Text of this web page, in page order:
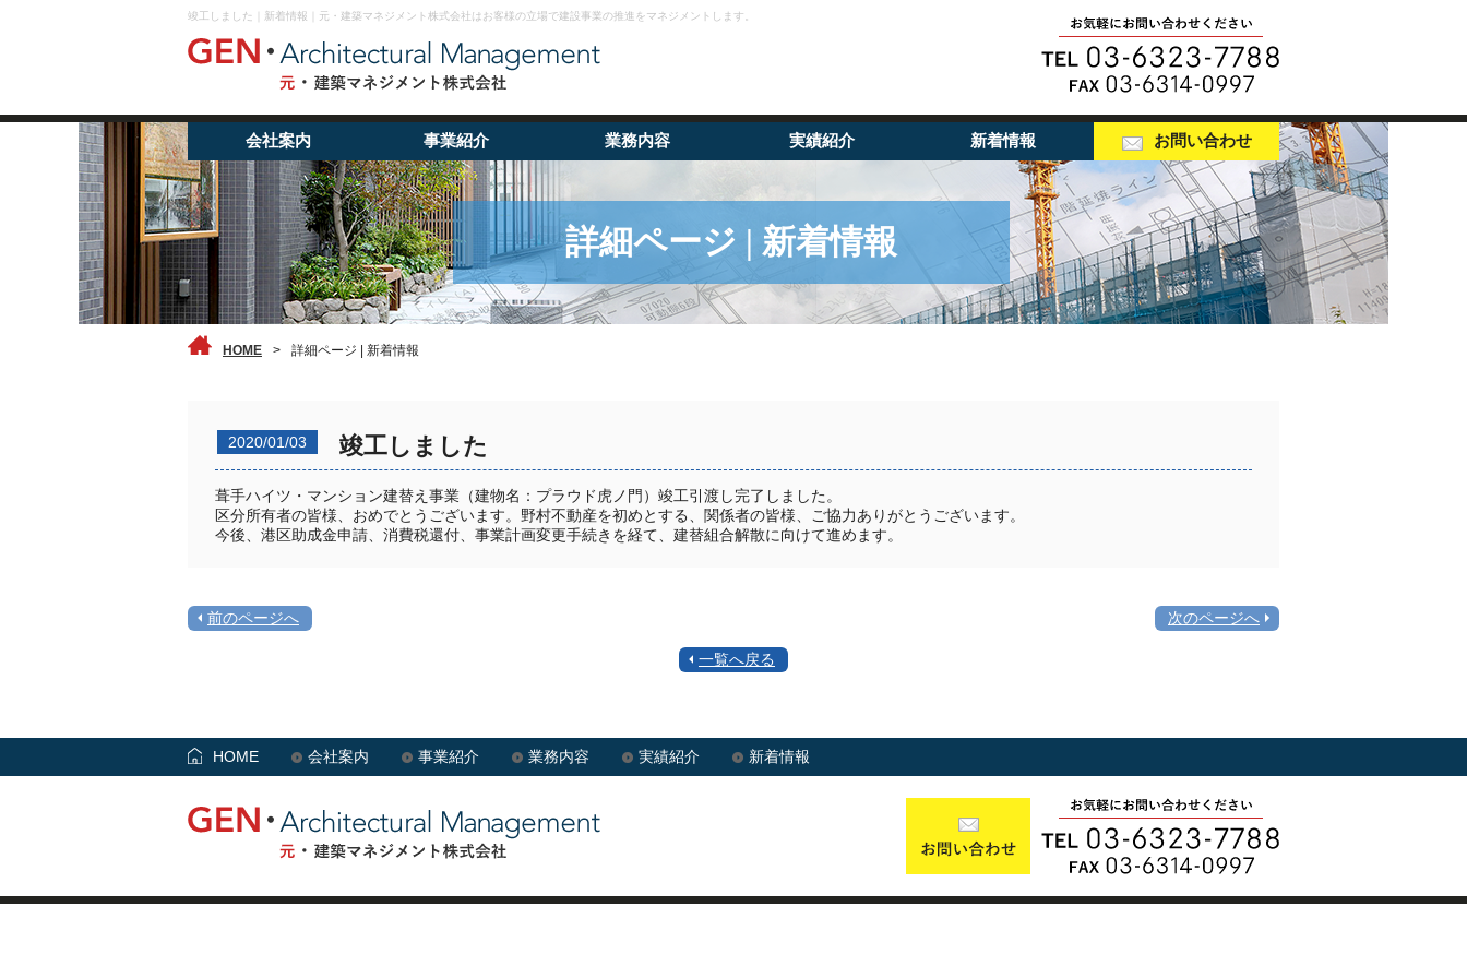
竣工しました｜新着情報｜元・建築マネジメント株式会社はお客様の立場で建設事業の推進をマネジメントします。
会社案内 事業紹介 業務内容 実績紹介 新着情報 お問い合わせ
詳細ページ | 新着情報
HOME > 詳細ページ | 新着情報
2020/01/03 竣工しました
葺手ハイツ・マンション建替え事業（建物名：プラウド虎ノ門）竣工引渡し完了しました。
区分所有者の皆様、おめでとうございます。野村不動産を初めとする、関係者の皆様、ご協力ありがとうございます。
今後、港区助成金申請、消費税還付、事業計画変更手続きを経て、建替組合解散に向けて進めます。
前のページへ 次のページへ
一覧へ戻る
HOME 会社案内 事業紹介 業務内容 実績紹介 新着情報